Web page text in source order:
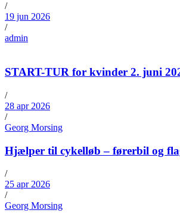
/
19 jun 2026
/
admin
START-TUR for kvinder 2. juni
/
28 apr 2026
/
Georg Morsing
Hjælper til cykelløb – førerbil og
/
25 apr 2026
/
Georg Morsing